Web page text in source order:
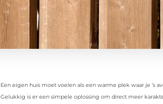
Een eigen huis moet voelen als een warme plek waar je ’s
Gelukkig is er een simpele oplossing om direct meer